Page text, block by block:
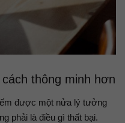
thông minh hơn
được một nửa lý tưởng
phải là điều gì thất bại.